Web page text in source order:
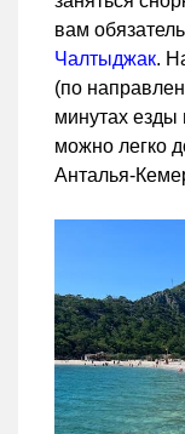
вам
Чалтыджак.
(по
минутах
можно легко
Анталья-